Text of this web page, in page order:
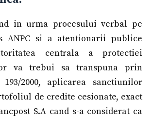
in urma procesului verbal pe
ANPC si a atentionarii publice
centrala a protectiei
va trebui sa transpuna prin
2000, aplicarea sanctiunilor
de credite cesionate, exact
S.A cand s-a considerat ca